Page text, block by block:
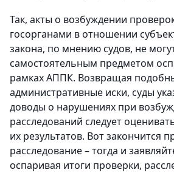
Так, акты о возбуждении
госорганами в отношении
закона, по мнению судов, не
самостоятельным предметом
рамках АППК. Возвращая
административные иски, суды
доводы о нарушениях при
расследований следует
их результатов. Вот закончится
расследование – тогда и
оспаривая итоги проверки,